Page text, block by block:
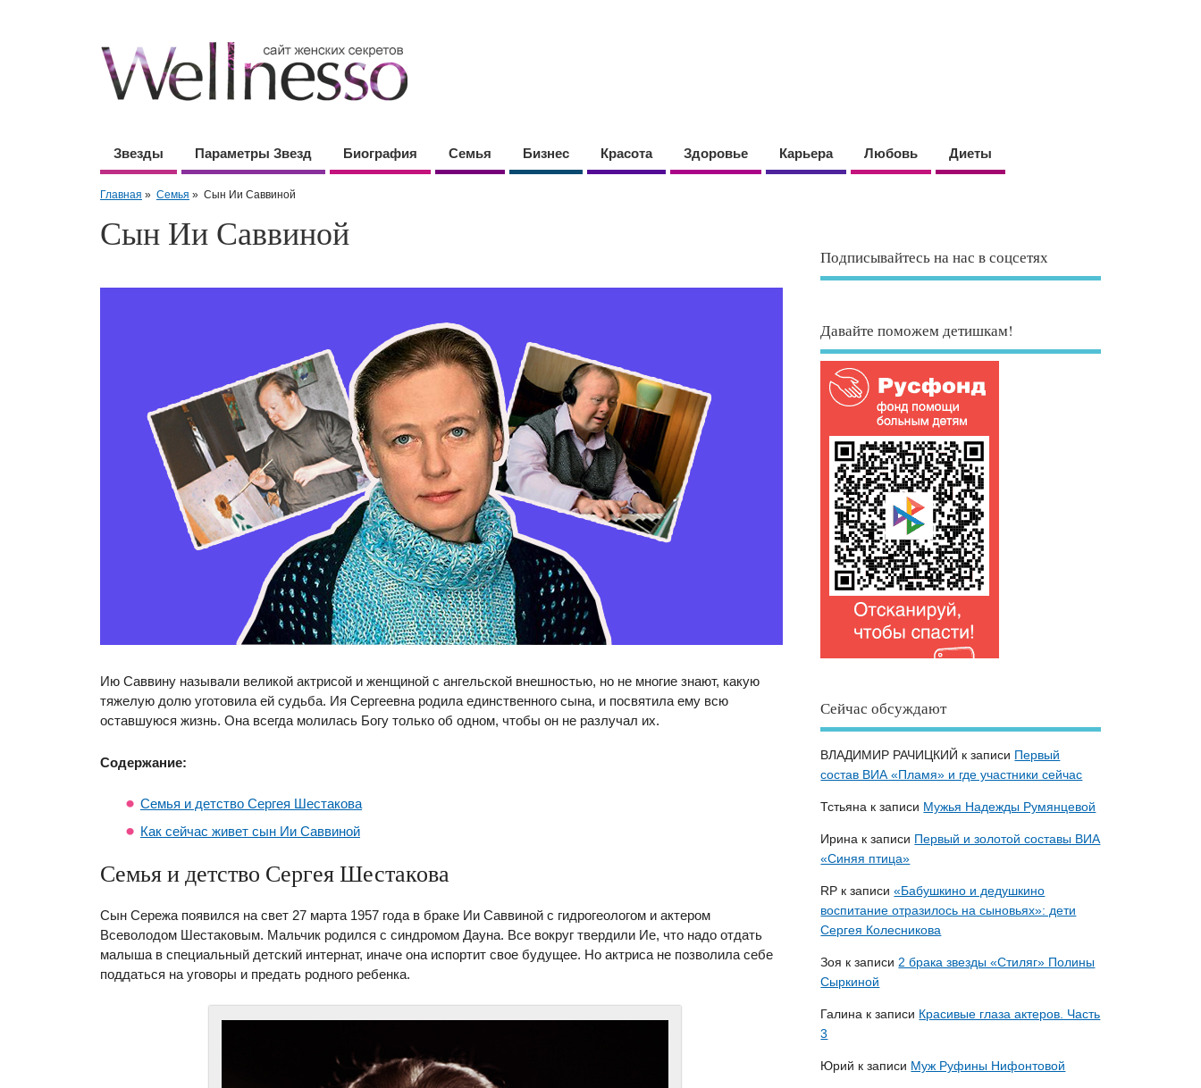
Звезды Параметры Звезд Биография Семья Бизнес Красота Здоровье Карьера Любовь Диеты
Главная » Семья » Сын Ии Саввиной
Сын Ии Саввиной
Ию Саввину называли великой актрисой и женщиной с ангельской внешностью, но не многие знают, какую
тяжелую долю уготовила ей судьба. Ия Сергеевна родила единственного сына, и посвятила ему всю
оставшуюся жизнь. Она всегда молилась Богу только об одном, чтобы он не разлучал их.
Содержание:
Семья и детство Сергея Шестакова
Как сейчас живет сын Ии Саввиной
Семья и детство Сергея Шестакова
Сын Сережа появился на свет 27 марта 1957 года в браке Ии Саввиной с гидрогеологом и актером
Всеволодом Шестаковым. Мальчик родился с синдромом Дауна. Все вокруг твердили Ие, что надо отдать
малыша в специальный детский интернат, иначе она испортит свое будущее. Но актриса не позволила себе
поддаться на уговоры и предать родного ребенка.
Подписывайтесь на нас в соцсетях
Давайте поможем детишкам!
Сейчас обсуждают
ВЛАДИМИР РАЧИЦКИЙ к записи Первый
состав ВИА «Пламя» и где участники сейчас
Тстьяна к записи Мужья Надежды Румянцевой
Ирина к записи Первый и золотой составы ВИА
«Синяя птица»
RP к записи«Бабушкино и дедушкино
воспитание отразилось на сыновьях»: дети
Сергея Колесникова
Зоя к записи 2 брака звезды «Стиляг» Полины
Сыркиной
Галина к записи Красивые глаза актеров. Часть
3
Юрий к записи Муж Руфины Нифонтовой